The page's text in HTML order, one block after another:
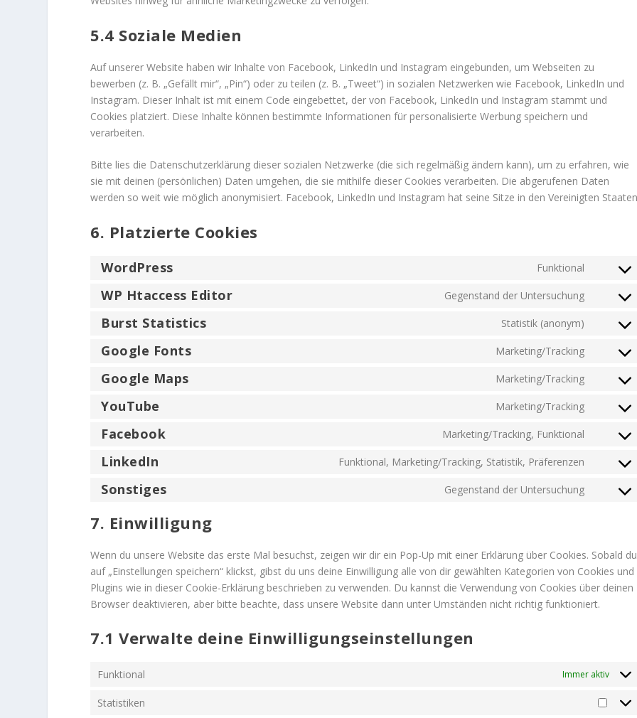
5.4 Soziale Medien
Auf unserer Website haben wir Inhalte von Facebook, LinkedIn und Instagram eingebunden, um Webseiten zu
bewerben (z. B. „Gefällt mir“, „Pin“) oder zu teilen (z. B. „Tweet“) in sozialen Netzwerken wie Facebook, LinkedIn und
Instagram. Dieser Inhalt ist mit einem Code eingebettet, der von Facebook, LinkedIn und Instagram stammt und
Cookies platziert. Diese Inhalte können bestimmte Informationen für personalisierte Werbung speichern und
verarbeiten.
Bitte lies die Datenschutzerklärung dieser sozialen Netzwerke (die sich regelmäßig ändern kann), um zu erfahren, wie
sie mit deinen (persönlichen) Daten umgehen, die sie mithilfe dieser Cookies verarbeiten. Die abgerufenen Daten
werden so weit wie möglich anonymisiert. Facebook, LinkedIn und Instagram hat seine Sitze in den Vereinigten
6. Platzierte Cookies
WordPress Funktional
Consent
WP Htaccess Editor Gegenstand der Untersuchung
Consent
editor
Burst Statistics Statistik (anonym)
Consent
burst-
Google Fonts Marketing/Tracking
Consent
google-
Google Maps Marketing/Tracking
Consent
google-
YouTube Marketing/Tracking
Consent
youtube
Facebook Marketing/Tracking, Funktional
Consent
LinkedIn Funktional, Marketing/Tracking, Statistik, Präferenzen
Consent
Sonstiges Gegenstand der Untersuchung
Consent
7. Einwilligung
Wenn du unsere Website das erste Mal besuchst, zeigen wir dir ein Pop-Up mit einer Erklärung über Cookies. Sobald du
auf „Einstellungen speichern“ klickst, gibst du uns deine Einwilligung alle von dir gewählten Kategorien von Cookies und
Plugins wie in dieser Cookie-Erklärung beschrieben zu verwenden. Du kannst die Verwendung von Cookies über deinen
Browser deaktivieren, aber bitte beachte, dass unsere Website dann unter Umständen nicht richtig funktioniert.
7.1 Verwalte deine Einwilligungseinstellungen
Funktional Immer aktiv
Statistiken